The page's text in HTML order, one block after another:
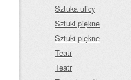
Sztuka ulicy
Sztuki piękne
Sztuki piękne
Teatr
Teatr